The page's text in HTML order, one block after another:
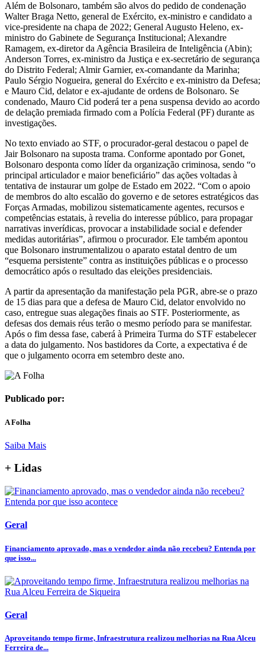
Além de Bolsonaro, também são alvos do pedido de condenação
Walter Braga Netto, general de Exército, ex-ministro e candidato a
vice-presidente na chapa de 2022; General Augusto Heleno, ex-
ministro do Gabinete de Segurança Institucional; Alexandre
Ramagem, ex-diretor da Agência Brasileira de Inteligência (Abin);
Anderson Torres, ex-ministro da Justiça e ex-secretário de segurança
do Distrito Federal; Almir Garnier, ex-comandante da Marinha;
Paulo Sérgio Nogueira, general do Exército e ex-ministro da Defesa;
e Mauro Cid, delator e ex-ajudante de ordens de Bolsonaro. Se
condenado, Mauro Cid poderá ter a pena suspensa devido ao acordo
de delação premiada firmado com a Polícia Federal (PF) durante as
investigações.
No texto enviado ao STF, o procurador-geral destacou o papel de
Jair Bolsonaro na suposta trama. Conforme apontado por Gonet,
Bolsonaro desponta como líder da organização criminosa, sendo “o
principal articulador e maior beneficiário” das ações voltadas à
tentativa de instaurar um golpe de Estado em 2022. “Com o apoio
de membros do alto escalão do governo e de setores estratégicos das
Forças Armadas, mobilizou sistematicamente agentes, recursos e
competências estatais, à revelia do interesse público, para propagar
narrativas inverídicas, provocar a instabilidade social e defender
medidas autoritárias”, afirmou o procurador. Ele também apontou
que Bolsonaro instrumentalizou o aparato estatal dentro de um
“esquema persistente” contra as instituições públicas e o processo
democrático após o resultado das eleições presidenciais.
A partir da apresentação da manifestação pela PGR, abre-se o prazo
de 15 dias para que a defesa de Mauro Cid, delator envolvido no
caso, entregue suas alegações finais ao STF. Posteriormente, as
defesas dos demais réus terão o mesmo período para se manifestar.
Após o fim dessa fase, caberá à Primeira Turma do STF estabelecer
a data do julgamento. Nos bastidores da Corte, a expectativa é de
que o julgamento ocorra em setembro deste ano.
Publicado por:
A Folha
Saiba Mais
+ Lidas
Geral
Financiamento aprovado, mas o vendedor ainda não recebeu? Entenda por
que isso...
Geral
Aproveitando tempo firme, Infraestrutura realizou melhorias na Rua Alceu
Ferreira de...